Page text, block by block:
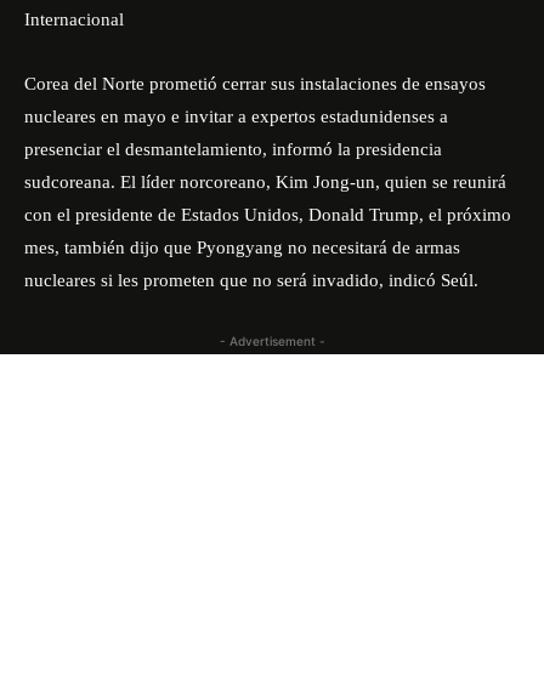
Internacional
Corea del Norte prometió cerrar sus instalaciones de ensayos
nucleares en mayo e invitar a expertos estadunidenses a
presenciar el desmantelamiento, informó la presidencia
sudcoreana. El líder norcoreano, Kim Jong-un, quien se reunirá
con el presidente de Estados Unidos, Donald Trump, el próximo
mes, también dijo que Pyongyang no necesitará de armas
nucleares si les prometen que no será invadido, indicó Seúl.
- Advertisement -